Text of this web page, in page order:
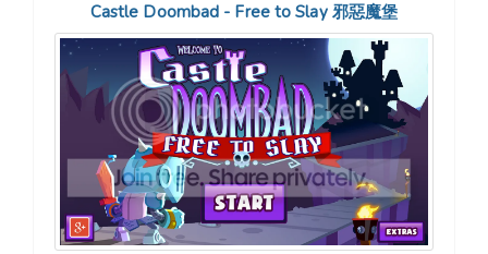
Castle Doombad - Free to Slay 邪惡魔堡